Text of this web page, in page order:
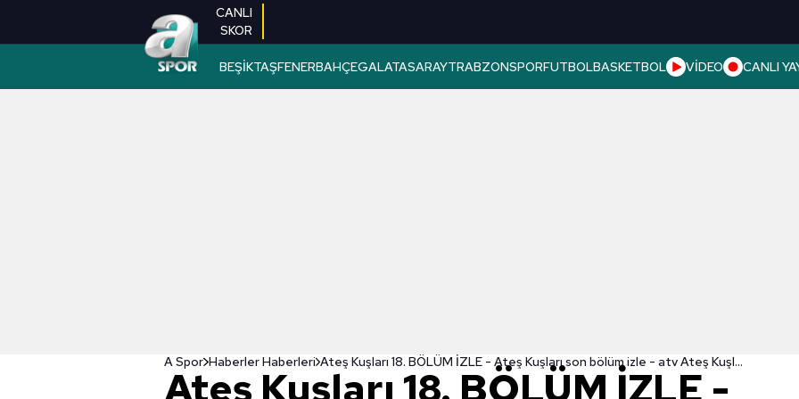
CANLI
SKOR
BEŞİKTAŞFENERBAHÇEGALATASARAYTRABZONSPORFUTBOLBASKETBOL VİDEO CANLI
A Spor Haberler Haberleri Ateş Kuşları 18. BÖLÜM İZLE - Ateş Kuşları son bölüm izle - atv Ateş Kuşları izle
Ateş Kuşları 18. BÖLÜM İZLE -